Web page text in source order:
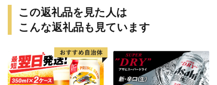
この返礼品を見た人は
こんな返礼品も見ています